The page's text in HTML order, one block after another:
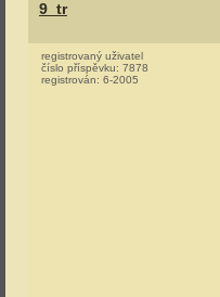
9_tr
registrovaný uživatel
číslo příspěvku: 7878
registrován: 6-2005